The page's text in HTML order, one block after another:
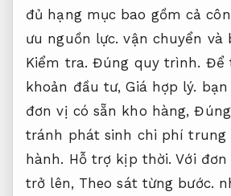
đủ hạng mục bao gồm cả
ưu nguồn lực. vận chuyển và
Kiểm tra. Đúng quy trình. Để
khoản đầu tư,Giá hợp lý.
đơn vị có sẵn kho hàng,
tránh phát sinh chi phí trung
hành. Hỗ trợ kịp thời. Với
trở lên, Theo sát từng bước.